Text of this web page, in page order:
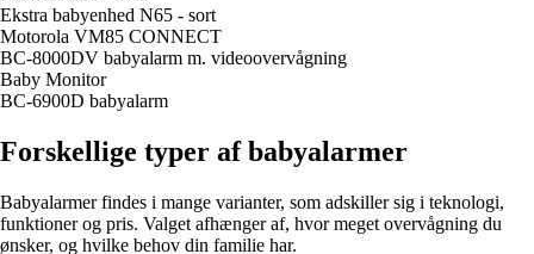
Ekstra babyenhed N65 - sort
Motorola VM85 CONNECT
BC-8000DV babyalarm m. videoovervågning
Baby Monitor
BC-6900D babyalarm
Forskellige typer af babyalarmer
Babyalarmer findes i mange varianter, som adskiller sig i teknologi,
funktioner og pris. Valget afhænger af, hvor meget overvågning du
ønsker, og hvilke behov din familie har.